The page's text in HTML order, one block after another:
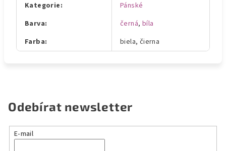
Kategorie:
Pánské
Barva: černá, bíla
Farba: biela, čierna
Odebírat newsletter
E-mail